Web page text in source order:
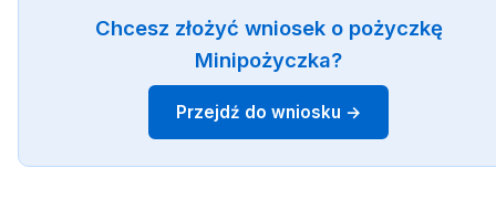
Chcesz złożyć wniosek o pożyczkę
Minipożyczka?
Przejdź do wniosku →